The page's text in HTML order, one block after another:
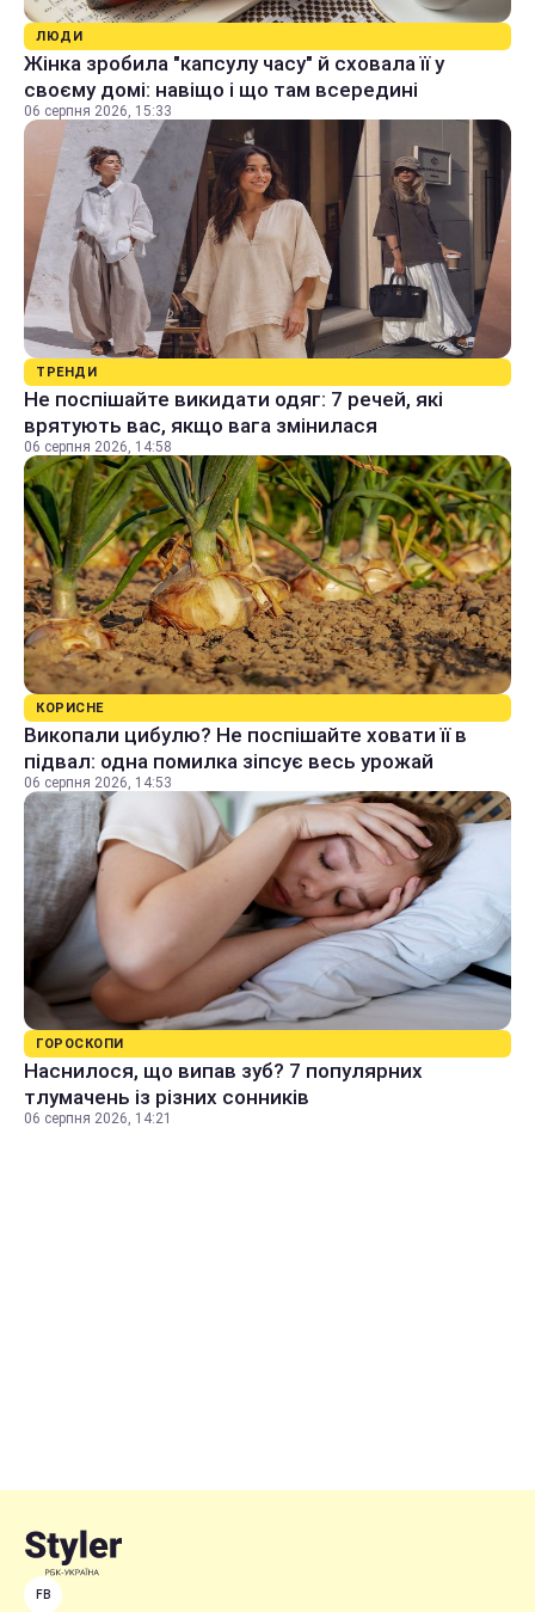
ЛЮДИ
Жінка зробила "капсулу часу" й сховала її у
своєму домі: навіщо і що там всередині
06 серпня 2026, 15:33
ТРЕНДИ
Не поспішайте викидати одяг: 7 речей, які
врятують вас, якщо вага змінилася
06 серпня 2026, 14:58
КОРИСНЕ
Викопали цибулю? Не поспішайте ховати її в
підвал: одна помилка зіпсує весь урожай
06 серпня 2026, 14:53
ГОРОСКОПИ
Наснилося, що випав зуб? 7 популярних
тлумачень із різних сонників
06 серпня 2026, 14:21
FB